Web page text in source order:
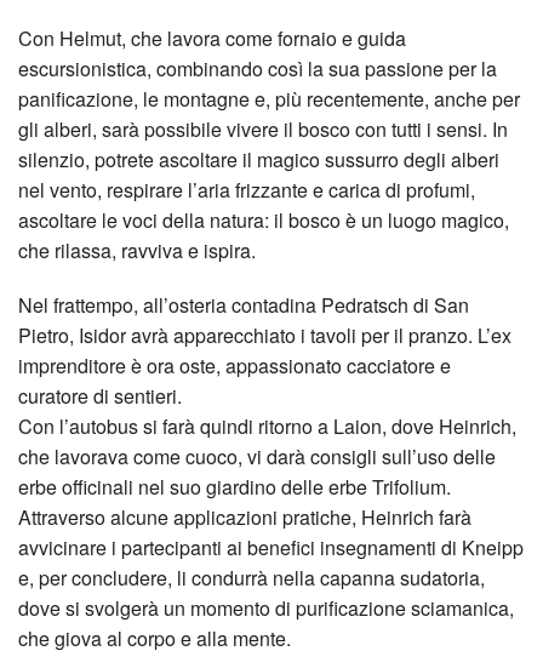
Con Helmut, che lavora come fornaio e guida
escursionistica, combinando così la sua passione per la
panificazione, le montagne e, più recentemente, anche per
gli alberi, sarà possibile vivere il bosco con tutti i sensi. In
silenzio, potrete ascoltare il magico sussurro degli alberi
nel vento, respirare l’aria frizzante e carica di profumi,
ascoltare le voci della natura: il bosco è un luogo magico,
che rilassa, ravviva e ispira.
Nel frattempo, all’osteria contadina Pedratsch di San
Pietro, Isidor avrà apparecchiato i tavoli per il pranzo. L’ex
imprenditore è ora oste, appassionato cacciatore e
curatore di sentieri.
Con l’autobus si farà quindi ritorno a Laion, dove Heinrich,
che lavorava come cuoco, vi darà consigli sull’uso delle
erbe officinali nel suo giardino delle erbe Trifolium.
Attraverso alcune applicazioni pratiche, Heinrich farà
avvicinare i partecipanti ai benefici insegnamenti di Kneipp
e, per concludere, li condurrà nella capanna sudatoria,
dove si svolgerà un momento di purificazione sciamanica,
che giova al corpo e alla mente.